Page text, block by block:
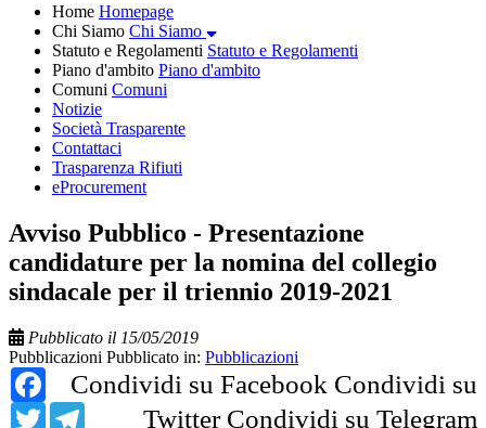
Home Homepage
Chi Siamo Chi Siamo
Statuto e Regolamenti Statuto e Regolamenti
Piano d'ambito Piano d'ambito
Comuni Comuni
Notizie
Società Trasparente
Contattaci
Trasparenza Rifiuti
eProcurement
Avviso Pubblico - Presentazione
candidature per la nomina del collegio
sindacale per il triennio 2019-2021
Pubblicato il 15/05/2019
Pubblicazioni Pubblicato in: Pubblicazioni
Condividi su Facebook
Facebook
Condividi su
Twitter
Twitter Condividi su Telegram
Telegram